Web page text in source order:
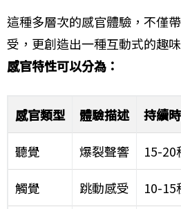
這種多層次的感官體驗，不僅
受，更創造出一種互動式的趣味
感官特性可以分為：
感官類型 體驗描述 持續
聽覺 爆裂聲響 15-20
觸覺 跳動感受 10-15